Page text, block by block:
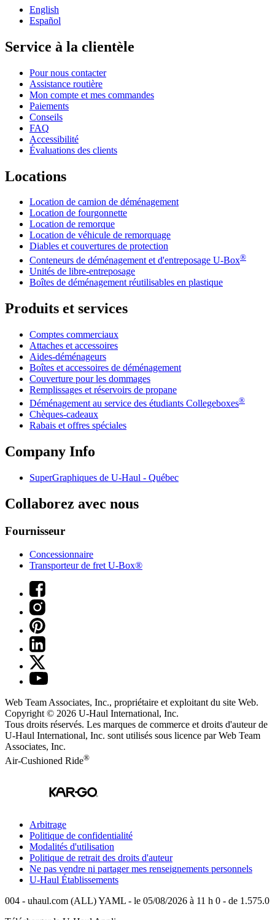
English
Español
Service à la clientèle
Pour nous contacter
Assistance routière
Mon compte et mes commandes
Paiements
Conseils
FAQ
Accessibilité
Évaluations des clients
Locations
Location de camion de déménagement
Location de fourgonnette
Location de remorque
Location de véhicule de remorquage
Diables et couvertures de protection
Conteneurs de déménagement et d'entreposage U-Box®
Unités de libre-entreposage
Boîtes de déménagement réutilisables en plastique
Produits et services
Comptes commerciaux
Attaches et accessoires
Aides-déménageurs
Boîtes et accessoires de déménagement
Couverture pour les dommages
Remplissages et réservoirs de propane
Déménagement au service des étudiants Collegeboxes®
Chèques-cadeaux
Rabais et offres spéciales
Company Info
SuperGraphiques de U-Haul - Québec
Collaborez avec nous
Fournisseur
Concessionnaire
Transporteur de fret U-Box®
Web Team Associates, Inc., propriétaire et exploitant du site Web.
Copyright © 2026 U-Haul International, Inc.
Tous droits réservés. Les marques de commerce et droits d'auteur de
U-Haul International, Inc. sont utilisés sous licence par Web Team
Associates, Inc.
Air-Cushioned Ride®
Arbitrage
Politique de confidentialité
Modalités d'utilisation
Politique de retrait des droits d'auteur
Ne pas vendre ni partager mes renseignements personnels
U-Haul Établissements
004 - uhaul.com (ALL) YAML - le 05/08/2026 à 11 h 0 - de 1.575.0